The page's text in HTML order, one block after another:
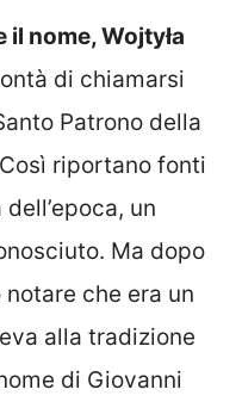
nome, Wojtyła
di chiamarsi
Patrono della
riportano fonti
un
Ma dopo
che era un
alla tradizione
di Giovanni